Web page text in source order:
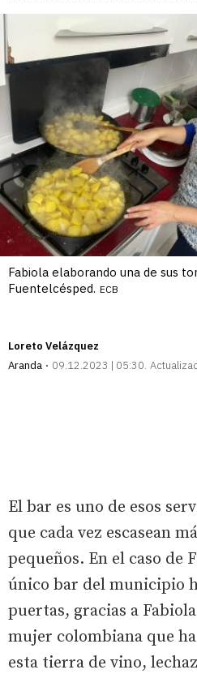
Fabiola elaborando una de sus
Fuentelcésped. ECB
Loreto Velázquez
Aranda
09.12.2023 | 05:30
El bar es uno de esos
que cada vez escasean
pequeños. En el caso de
único bar del municipio
puertas, gracias a
mujer colombiana que
esta tierra de vino,